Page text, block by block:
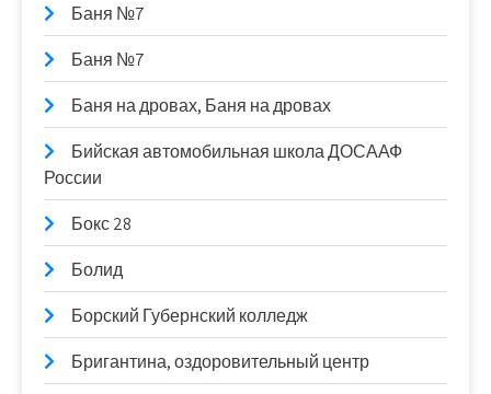
Баня №7
Баня №7
Баня на дровах, Баня на дровах
Бийская автомобильная школа ДОСААФ
России
Бокс 28
Болид
Борский Губернский колледж
Бригантина, оздоровительный центр